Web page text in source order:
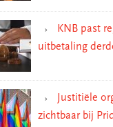
KNB past
uitbetaling
Justitiële
zichtbaar bij